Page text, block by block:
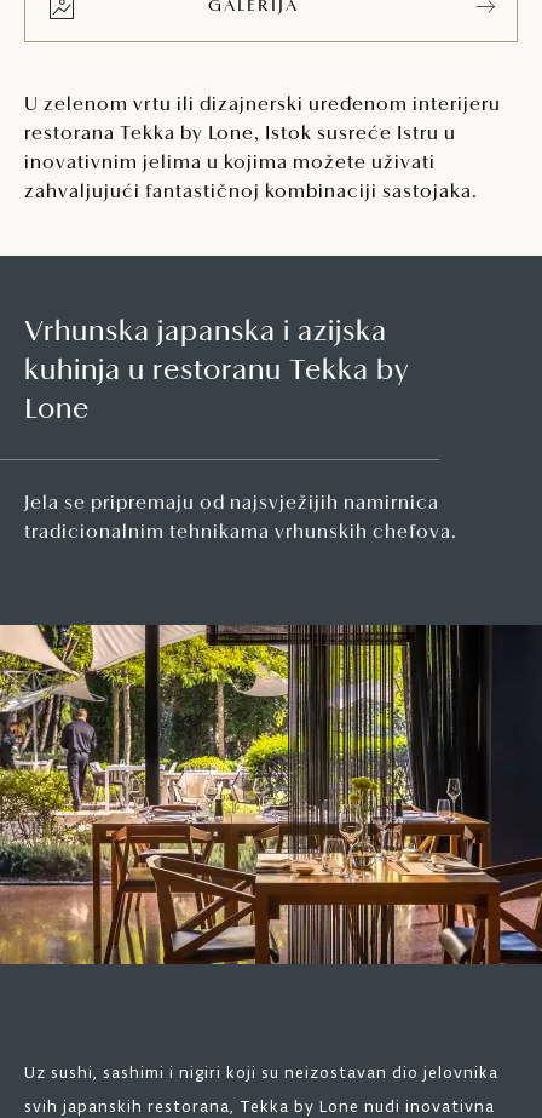
GALERIJA
U zelenom vrtu ili dizajnerski uređenom interijeru
restorana Tekka by Lone, Istok susreće Istru u
inovativnim jelima u kojima možete uživati
zahvaljujući fantastičnoj kombinaciji sastojaka.
Vrhunska japanska i azijska
kuhinja u restoranu Tekka by
Lone
Jela se pripremaju od najsvježijih namirnica
tradicionalnim tehnikama vrhunskih chefova.
Uz sushi, sashimi i nigiri koji su neizostavan dio jelovnika
svih japanskih restorana, Tekka by Lone nudi inovativna